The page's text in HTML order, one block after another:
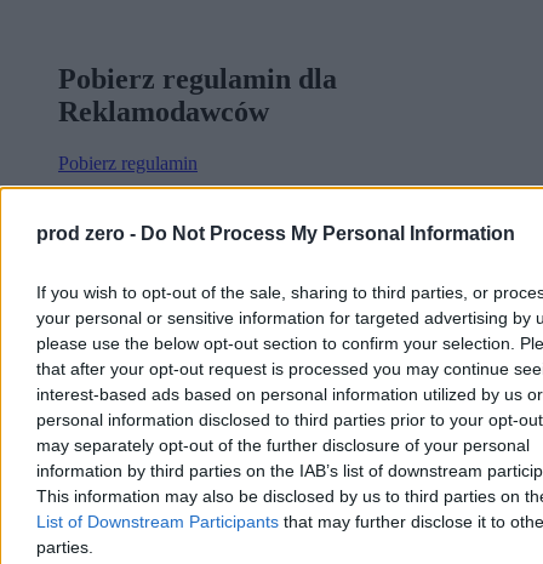
prod zero - Do Not Process My Personal Information
If you wish to opt-out of the sale, sharing to third parties, or
your personal or sensitive information for targeted advertising by
please use the below opt-out section to confirm your selection.
that after your opt-out request is processed you may continue
interest-based ads based on personal information utilized by us or
personal information disclosed to third parties prior to your opt-
may separately opt-out of the further disclosure of your personal
information by third parties on the IAB’s list of downstream
This information may also be disclosed by us to third parties on
List of Downstream Participants that may further disclose it to
parties.
Pobierz regulamin dla
Reklamodawców
Pobierz regulamin
Zero TV - obecność Twojej marki w
ogólnopolskiej telewizji linearnej.
Buduje wizerunek i częstotliwość dzięki emisji spotów oraz
integracjom dopasowanym do programu.
Kanał YouTube - Twoja marka przy
najpopularniejszych formatach wideo.